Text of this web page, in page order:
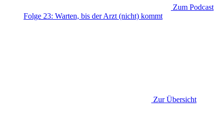
Zum Podcast
Folge 23: Warten, bis der Arzt (nicht) kommt
Zur Übersicht